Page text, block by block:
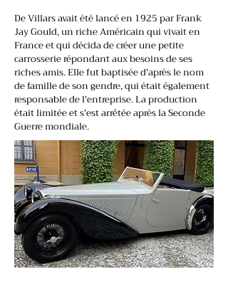
De Villars avait été lancé en 1925 par Frank
Jay Gould, un riche Américain qui vivait en
France et qui décida de créer une petite
carrosserie répondant aux besoins de ses
riches amis. Elle fut baptisée d'après le nom
de famille de son gendre, qui était également
responsable de l'entreprise. La production
était limitée et s'est arrêtée après la Seconde
Guerre mondiale.